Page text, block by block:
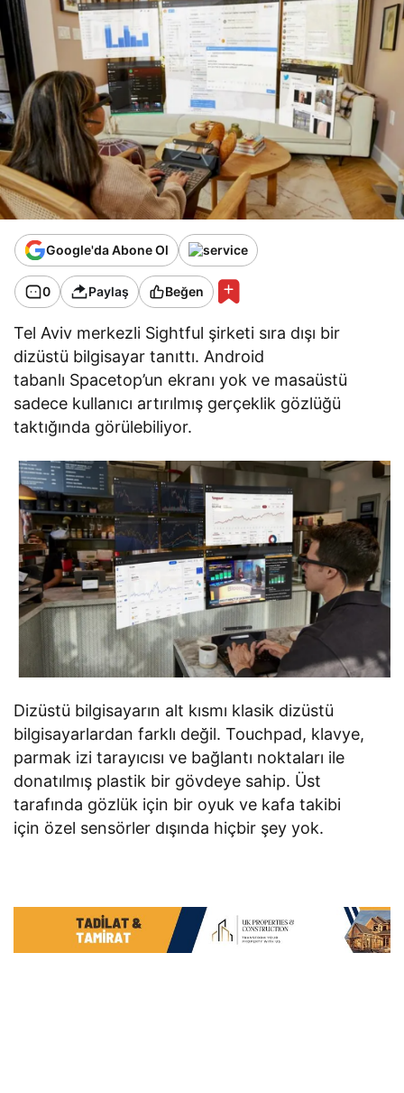
Google'da Abone Ol
0 Paylaş Beğen
Tel Aviv merkezli Sightful şirketi sıra dışı bir
dizüstü bilgisayar tanıttı. Android
tabanlı Spacetop’un ekranı yok ve masaüstü
sadece kullanıcı artırılmış gerçeklik gözlüğü
taktığında görülebiliyor.
Dizüstü bilgisayarın alt kısmı klasik dizüstü
bilgisayarlardan farklı değil. Touchpad, klavye,
parmak izi tarayıcısı ve bağlantı noktaları ile
donatılmış plastik bir gövdeye sahip. Üst
tarafında gözlük için bir oyuk ve kafa takibi
için özel sensörler dışında hiçbir şey yok.